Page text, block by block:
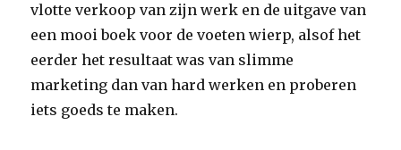
vlotte verkoop van zijn werk en de uitgave van
een mooi boek voor de voeten wierp, alsof het
eerder het resultaat was van slimme
marketing dan van hard werken en proberen
iets goeds te maken.